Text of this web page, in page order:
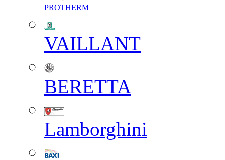
PROTHERM
VAILLANT
BERETTA
Lamborghini